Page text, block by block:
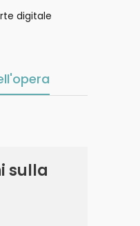
digitale
sulla